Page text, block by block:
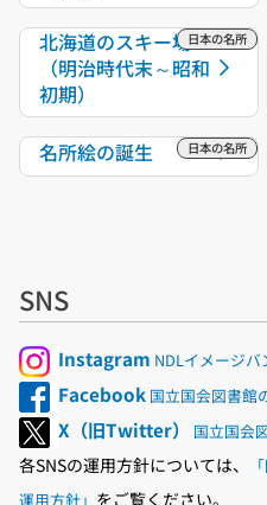
北海道のスキー場
（明治時代末～昭和
初期）
名所絵の誕生
SNS
Instagram NDLイメージ
Facebook 国立国会図書館
X（旧Twitter） 国立国会
各SNSの運用方針については、
運用方針」 をご覧ください。